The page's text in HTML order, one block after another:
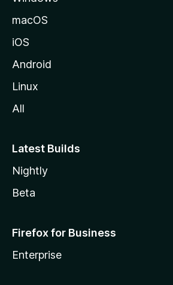
s
t
l
macOS
iOS
Android
Linux
All
Latest Builds
Nightly
Beta
Firefox for Business
Enterprise